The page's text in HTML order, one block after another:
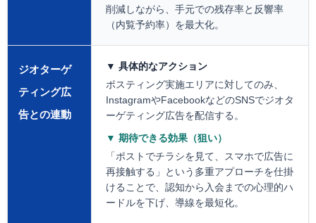
削減しながら、手元での残存率と反響率
（内覧予約率）を最大化。
ジオターゲ
ティング広
告との連動
▼ 具体的なアクション
ポスティング実施エリアに対してのみ、
InstagramやFacebookなどのSNSでジオタ
ーゲティング広告を配信する。
▼ 期待できる効果（狙い）
「ポストでチラシを見て、スマホで広告に
再接触する」という多重アプローチを仕掛
けることで、認知から入会までの心理的ハ
ードルを下げ、導線を最短化。